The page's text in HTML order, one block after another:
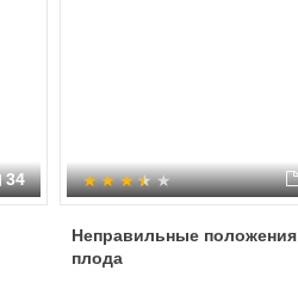
34
Неправильные положения
плода